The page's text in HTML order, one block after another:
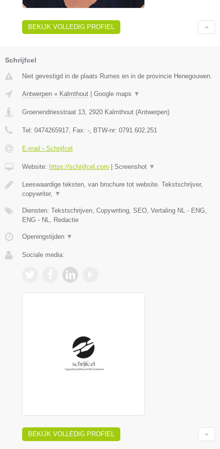
BEKIJK VOLLEDIG PROFIEL
Schrijfcel
Niet gevestigd in de plaats Rumes en in de provincie Henegouwen.
Antwerpen » Kalmthout Google maps ▼
Groenendriesstraat 13, 2920 Kalmthout (Antwerpen)
Tel: 0474265917, Fax: -, BTW-nr: 0791.602.251
E-mail › Schrijfcel
Website: https://schrijfcel.com Screenshot ▼
Leeswaardige teksten, van brochure tot website. Tekstschrijver,
copywriter, ▼
Diensten: Tekstschrijven, Copywriting, SEO, Vertaling NL - ENG,
ENG - NL, Redactie
Openingstijden ▼
Sociale media:
BEKIJK VOLLEDIG PROFIEL